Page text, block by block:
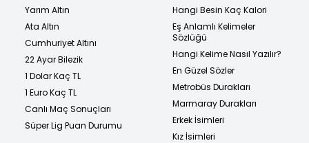
Yarım Altın
Ata Altın
Cumhuriyet Altını
22 Ayar Bilezik
1 Dolar Kaç TL
1 Euro Kaç TL
Canlı Maç Sonuçları
Süper Lig Puan Durumu
Hangi Besin Kaç Kalori
Eş Anlamlı Kelimeler
Sözlüğü
Hangi Kelime Nasıl Yazılır?
En Güzel Sözler
Metrobüs Durakları
Marmaray Durakları
Erkek İsimleri
Kız İsimleri